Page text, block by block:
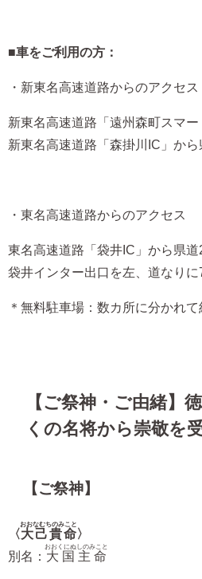
■車をご利用の方：
・新東名高速道路からのアクセス
新東名高速道路「遠州森町スマ
新東名高速道路「森掛川IC」か
・東名高速道路からのアクセス
東名高速道路「袋井IC」から県
袋井インター出口を左、道なりに
＊無料駐車場：数カ所に分かれ
【ご祭神・ご由緒】
くの名将から崇敬を
【ご祭神】
〈大己貴命
おおなむちのみこと
〉
別名： 大国主命
おおくにぬしのみこと